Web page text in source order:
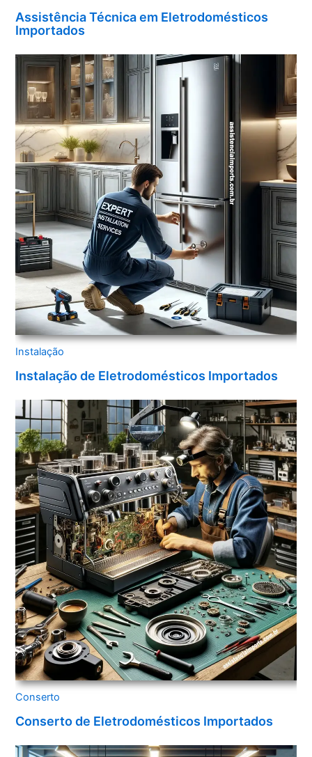
Assistência Técnica em Eletrodomésticos
Importados
Instalação
Instalação de Eletrodomésticos Importados
Conserto
Conserto de Eletrodomésticos Importados